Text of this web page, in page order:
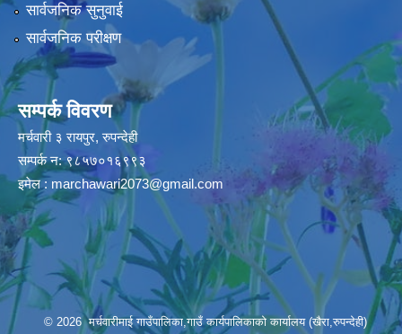
सार्वजनिक सुनुवाई
सार्वजनिक परीक्षण
सम्पर्क विवरण
मर्चवारी ३ रायपुर, रुपन्देही
सम्पर्क न: ९८५७०१६९९३
इमेल : marchawari2073@gmail.com
© 2026 मर्चवारीमाई गाउँपालिका,गाउँ कार्यपालिकाको कार्यालय (खैरा,रुपन्देही)